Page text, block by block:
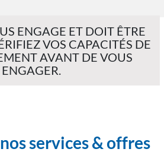
ENGAGE ET DOIT ÊTRE
VOS CAPACITÉS DE
AVANT DE VOUS
ENGAGER.
services & offres